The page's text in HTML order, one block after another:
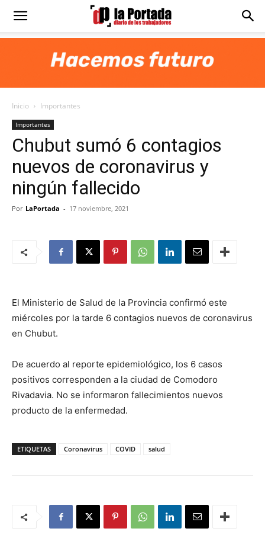
Diario
Portada
Inicio Importantes
Importantes
Chubut sumó 6 contagios
nuevos de coronavirus y
ningún fallecido
Por LaPortada - 17 noviembre, 2021
El Ministerio de Salud de la Provincia confirmó este
miércoles por la tarde 6 contagios nuevos de coronavirus
en Chubut.
De acuerdo al reporte epidemiológico, los 6 casos
positivos corresponden a la ciudad de Comodoro
Rivadavia. No se informaron fallecimientos nuevos
producto de la enfermedad.
ETIQUETAS Coronavirus COVID salud